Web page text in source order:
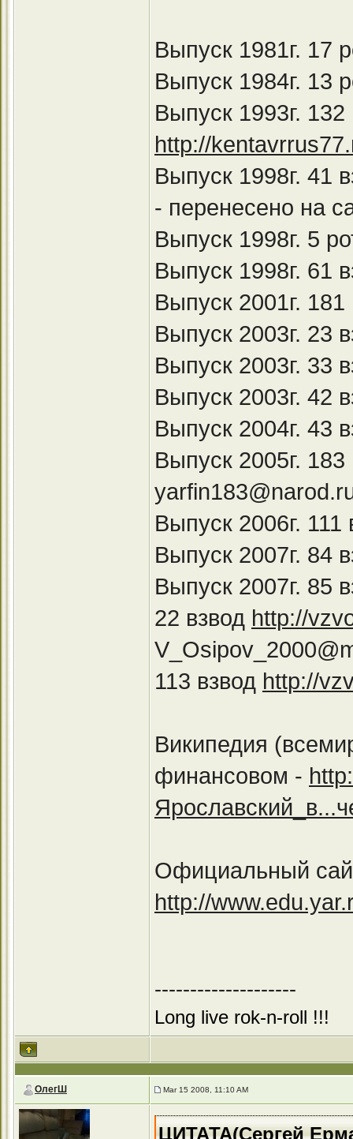
Выпуск 1981г. 17
Выпуск 1984г. 13
Выпуск 1993г. 132
http://
Выпуск 1998г. 41
- перенесено на
Выпуск 1998г. 5
Выпуск 1998г. 61
Выпуск 2001г.
Выпуск 2003г. 23
Выпуск 2003г. 33
Выпуск 2003г. 42
Выпуск 2004г. 43
Выпуск 2005г.
Выпуск 2006г. 111
Выпуск 2007г. 84
Выпуск 2007г. 85
22 взвод http://
113 взвод http://
Википедия
финансовом -
Официальный
http://
--------------------
Long live rok-n-roll !!!
ОлегШ Mar 15 2008, 11:10 AM
ЦИТАТА(Сергей